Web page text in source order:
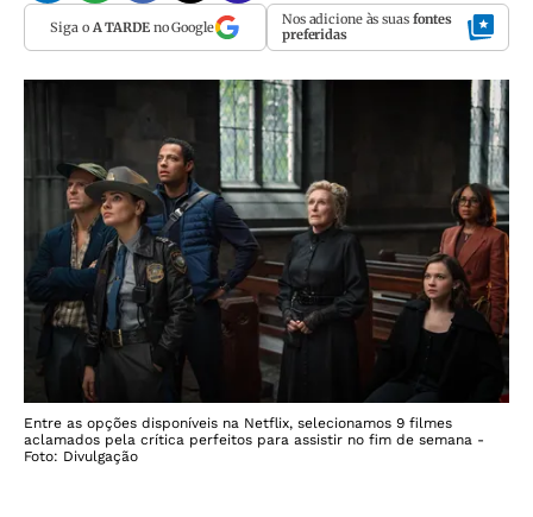
Siga o A TARDEno Google Nos adicione às suas fontes
preferidas
Entre as opções disponíveis na Netflix, selecionamos 9 filmes
aclamados pela crítica perfeitos para assistir no fim de semana -
Foto: Divulgação